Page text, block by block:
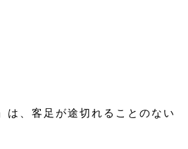
は、客足が途切れることのない